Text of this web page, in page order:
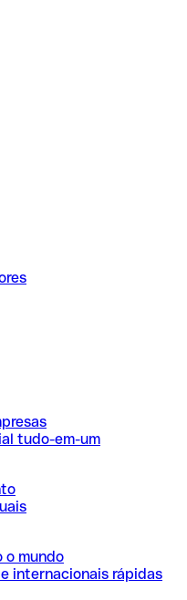
tudo-em-um
o mundo
internacionais rápidas